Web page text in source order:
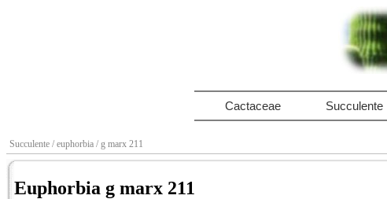
Cactaceae Succulente
Succulente / euphorbia / g marx 211
Euphorbia g marx 211